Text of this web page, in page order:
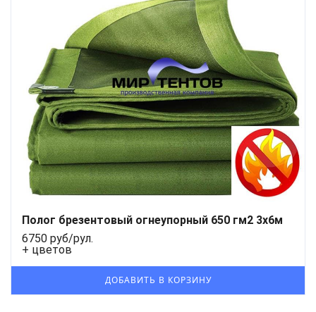
Полог брезентовый огнеупорный 650 гм2 3x6м
6750 руб/рул.
+ цветов